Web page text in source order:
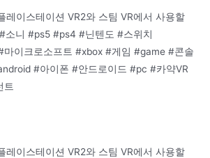
레이스테이션 VR2와 스팀 VR에서 사용할
소니 #ps5 #ps4 #닌텐도 #스위치
이크로소프트 #xbox #게임 #game #콘솔
#아이폰 #안드로이드 #pc #카약VR
트
레이스테이션 VR2와 스팀 VR에서 사용할